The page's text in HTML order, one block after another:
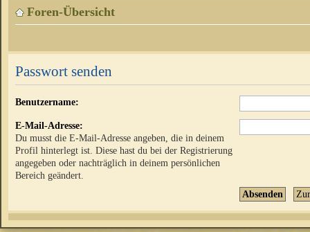
Foren-Übersicht
Passwort senden
Benutzername:
E-Mail-Adresse:
Du musst die E-Mail-Adresse angeben, die in deinem
Profil hinterlegt ist. Diese hast du bei der Registrierung
angegeben oder nachträglich in deinem persönlichen
Bereich geändert.